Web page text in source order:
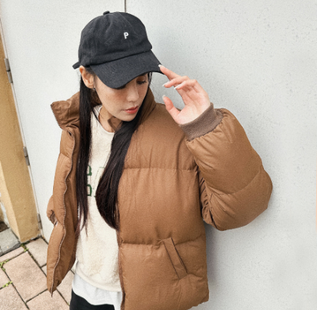
bar kedai serbaneka, kedai runcit Taiwan Mobile, pemindahan bank,
JKOPay, atau iPASS MONEY.
Perkhidmatan ini disediakan oleh Taiwan Mobile Co., Ltd. (“Syarikat”),
yang membolehkan pelanggan membeli barangan atau perkhidmatan
melalui perkhidmatan ini pada masa transaksi. Hasil daripada pembelian
atau pembayaran ansuran akan dipindahkan oleh peniaga kepada
Syarikat, dan pelanggan hendaklah membuat pembayaran mengikut
perjanjian menggunakan sistem bil Syarikat.
Untuk memenuhi hubungan kontrak yang terjalin melalui persetujuan
penggunaan OP Pay Later, peniaga akan memberikan maklumat peribadi
anda (termasuk nama, nombor telefon, atau alamat) kepada Syarikat bagi
tujuan pengumpulan, pemprosesan dan penggunaan data yang
diperlukan untuk pengebilan ansuran, termasuk pengesahan,
pengesahan semula dan pembetulan.
Untuk terma perkhidmatan penuh, sila rujuk pautan berikut:
https://oppay.tw/userRule " target="_blank" class="link revert-
style">https://oppay.tw/userRule
【Panduan Penggunaan Pembayaran Ansuran Gogo】
Kedua, Sekatan Pembayaran
1. Jumlah yang diperakui untuk pengguna kali pertama boleh sehingga
NT$10,000. Amaun diperakui sebenar yang diluluskan akan berdasarkan
keputusan pensijilan dan semakan oleh AFTEE.
2. Amaun perbelanjaan minimum mestilah lebih besar daripada NT$20.
3. Pada masa ini hanya tersedia untuk ahli Taiwan.
Ketiga, Syarat Perkhidmatan
Perkhidmatan AFTEE Beli Sekarang Bayar Kemudian disediakan oleh NP
Taiwan, Inc. dan AFTEE akan membuat bil kepada pengguna. AFTEE
akan menggunakan data peribadi yang dikumpul (termasuk nama
pembeli, no. telefon, nama penerima, no. telefon, alamat penerima) untuk
penggunaan perkhidmatan. Sila rujuk kepada "Penyata Pengumpulan
Data Peribadi, Pemprosesan, Penggunaan"
(https://aftee.tw/privacypolicy/ ) untuk maklumat lanjut.
Jumlah yang diperakui untuk pengguna kali pertama yang lulus
kelulusan boleh sehingga NT$10,000. Jika pengguna tidak membuat
pembayaran dalam tempoh tersebut, yuran pembayaran lewat sebanyak
20% setahun akan dikenakan. Pengguna bawah umur dikehendaki
mendapatkan kebenaran daripada ibu bapa atau penjaga yang sah
untuk menggunakan AFTEE.
NT$60/pesanan | Penghantaran percuma untuk pesanan
NT$1,600 atau lebih
宅配
NT$100/pesanan | Penghantaran percuma untuk pesanan
NT$2,500 atau lebih
國家/地區配送 Kadar Penghantaran